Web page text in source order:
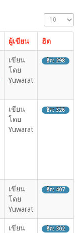
ผู้เขียน ฮิต
เขียน
โดย
Yuwarat
ฮิต: 298
เขียน
โดย
Yuwarat
ฮิต: 326
เขียน
โดย
Yuwarat
ฮิต: 407
เขียน
ฮิต: 302